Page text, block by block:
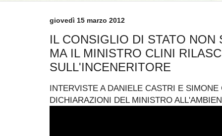
giovedì 15 marzo 2012
IL CONSIGLIO DI STATO NON
MA IL MINISTRO CLINI
SULL'INCENERITORE
INTERVISTE A DANIELE CASTRI E SIMONE
DICHIARAZIONI DEL MINISTRO